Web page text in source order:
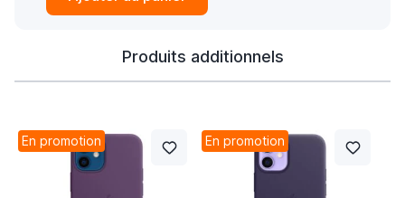
Produits additionnels
En promotion En promotion